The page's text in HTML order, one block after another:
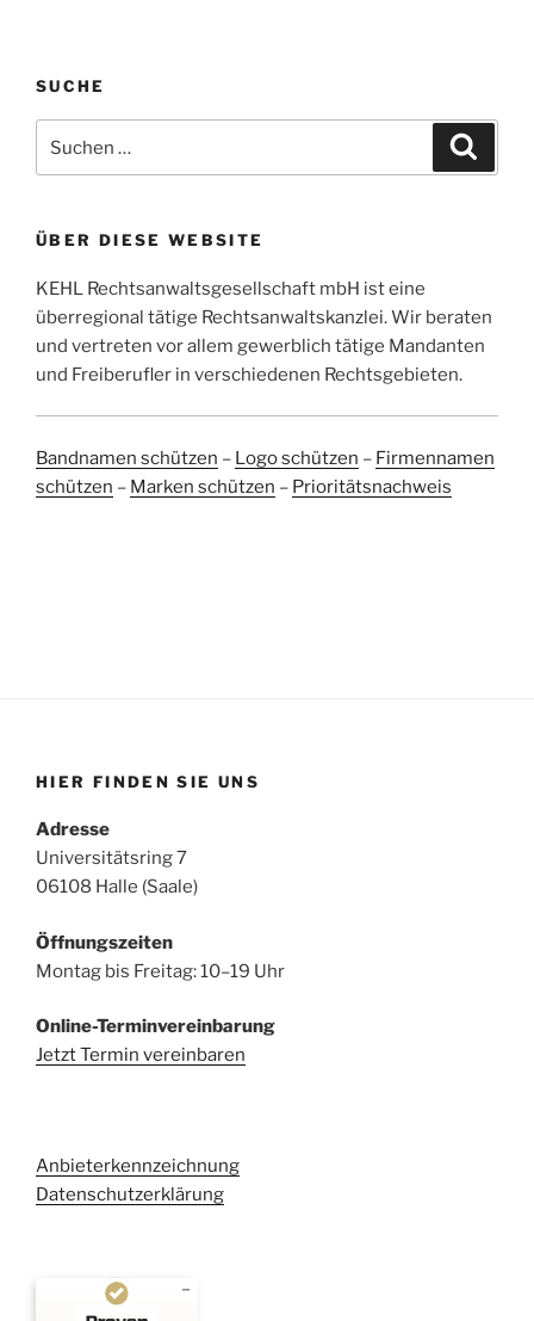
SUCHE
nach:
ÜBER DIESE WEBSITE
KEHL Rechtsanwaltsgesellschaft mbH ist eine
überregional tätige Rechtsanwaltskanzlei. Wir beraten
und vertreten vor allem gewerblich tätige Mandanten
und Freiberufler in verschiedenen Rechtsgebieten.
Bandnamen schützen – Logo schützen – Firmennamen
schützen – Marken schützen – Prioritätsnachweis
HIER FINDEN SIE UNS
Adresse
Universitätsring 7
06108 Halle (Saale)
Öffnungszeiten
Montag bis Freitag: 10–19 Uhr
Online-Terminvereinbarung
Jetzt Termin vereinbaren
Anbieterkennzeichnung
Datenschutzerklärung